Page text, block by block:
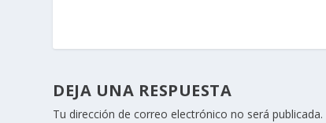
DEJA UNA RESPUESTA
Tu dirección de correo electrónico no será publicada.